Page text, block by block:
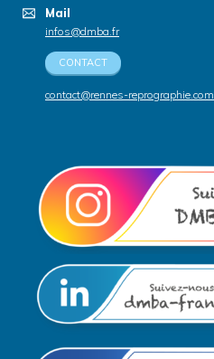
Mail
infos@dmba.fr
CONTACT
contact@rennes-reprographie.com